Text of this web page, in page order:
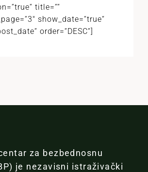
title=““
show_date=“true“
order=“DESC“]
za bezbednosnu
je nezavisni istraživački